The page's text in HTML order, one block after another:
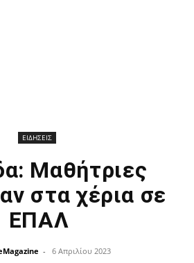
ΕΙΔΗΣΕΙΣ
Μαθήτριες
στα χέρια σε
ΕΠΑΛ
- 6 Απριλίου 2023